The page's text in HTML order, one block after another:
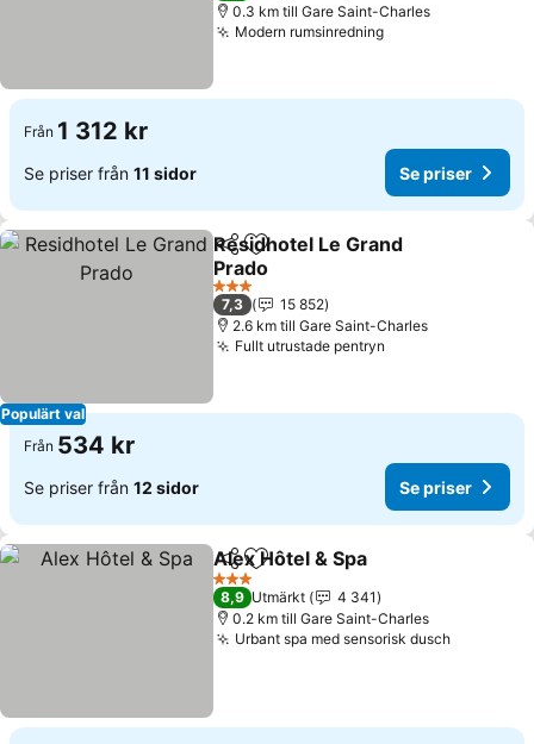
0.3 km till Gare Saint-Charles
Modern rumsinredning
Från 1 312 kr
Se priser från 11 sidor Se priser
Populärt val
Dela Lägg till i Mina Favoriter
Residhotel Le Grand
Prado
3 Stjärnor
7,3
15 852
2.6 km till Gare Saint-Charles
Fullt utrustade pentryn
Från 534 kr
Se priser från 12 sidor Se priser
Dela Lägg till i Mina Favoriter
Alex Hôtel & Spa
3 Stjärnor
8,9 Utmärkt
4 341
0.2 km till Gare Saint-Charles
Urbant spa med sensorisk dusch